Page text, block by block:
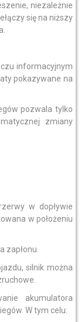
niezależnie
się na niższy
informacyjnym
pokazywane na
pozwala tylko
zmiany
w dopływie
w położeniu
zapłonu.
silnik można
akumulatora
W tym celu: